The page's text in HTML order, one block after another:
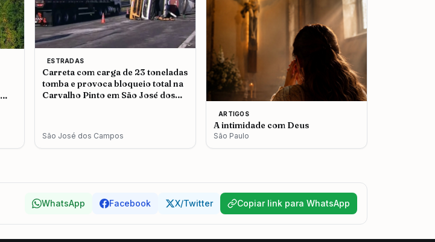
ESTRADAS
Carreta com carga de 23 toneladas
tomba e provoca bloqueio total na
Carvalho Pinto em São José dos
São José dos Campos
ARTIGOS
A intimidade com Deus
São Paulo
WhatsApp Facebook X/Twitter Copiar link para WhatsApp